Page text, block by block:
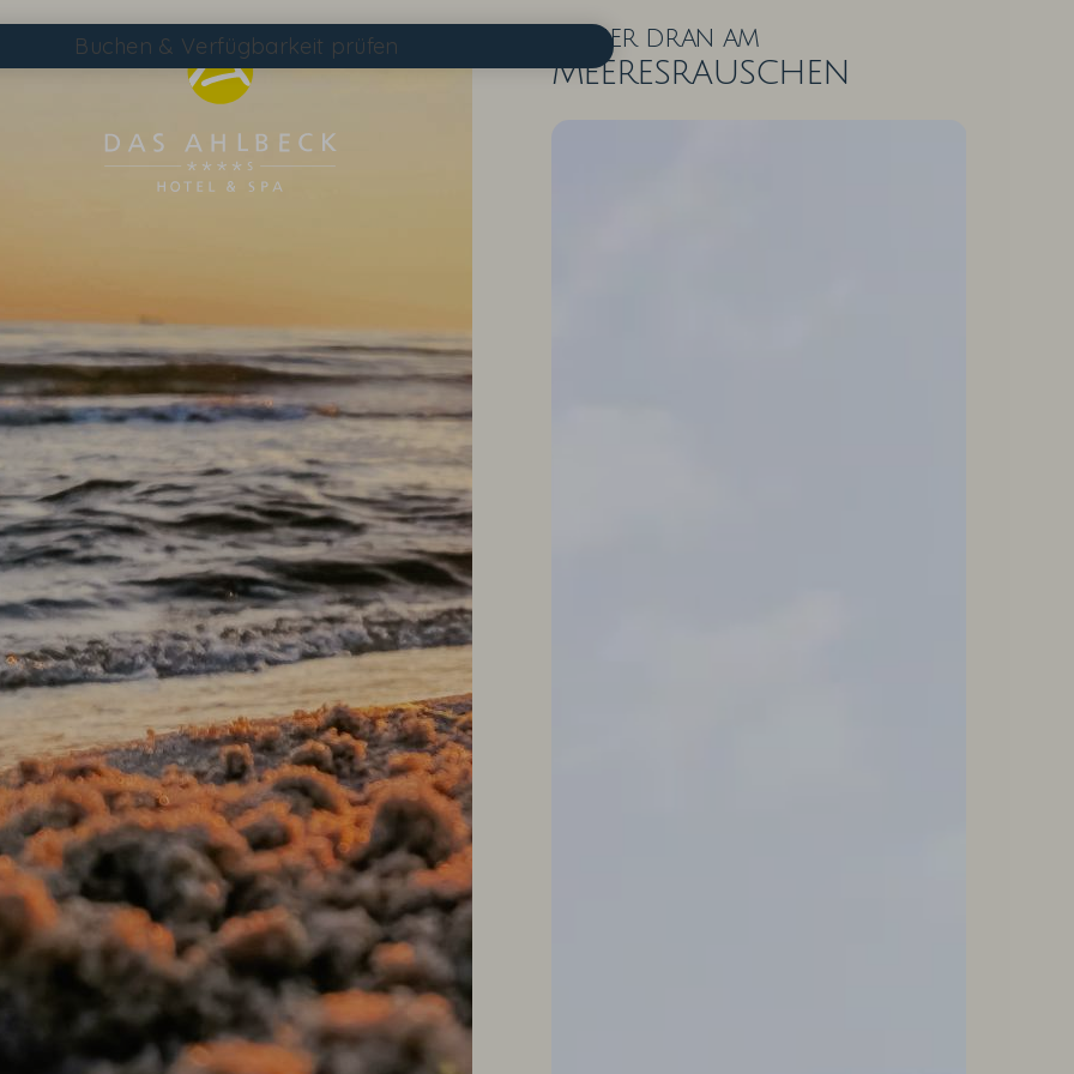
Buchen & Verfügbarkeit prüfen
Suchen
DAS AHLBECK ÜBERSICHTSSEITE
WETTER & WEBCAM
WISSENSWERTES
EVENTS IM HOTEL
TAGEN & FEIERN
Näher dran am
Meeresrauschen